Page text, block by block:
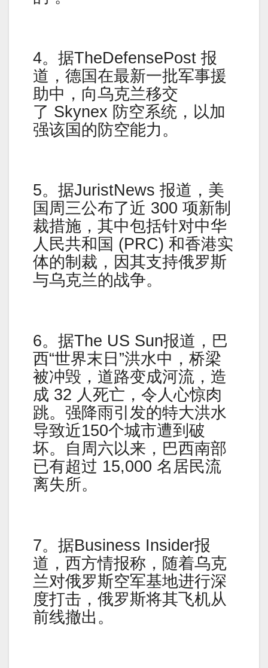
4。据TheDefensePost 报
道，德国在最新一批军事援
助中，向乌克兰移交
了 Skynex 防空系统，以加
强该国的防空能力。
5。据JuristNews 报道，美
国周三公布了近 300 项新制
裁措施，其中包括针对中华
人民共和国 (PRC) 和香港实
体的制裁，因其支持俄罗斯
与乌克兰的战争。
6。据The US Sun报道，巴
西“世界末日”洪水中，桥梁
被冲毁，道路变成河流，造
成 32 人死亡，令人心惊肉
跳。强降雨引发的特大洪水
导致近150个城市遭到破
坏。自周六以来，巴西南部
已有超过 15,000 名居民流
离失所。
7。据Business Insider报
道，西方情报称，随着乌克
兰对俄罗斯空军基地进行深
度打击，俄罗斯将其飞机从
前线撤出。